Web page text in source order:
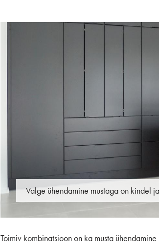
Valge ühendamine mustaga on kindel
Toimiv kombinatsioon on ka musta